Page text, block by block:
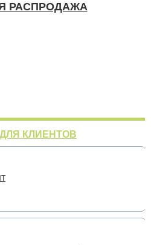
РАСПРОДАЖА
КЛИЕНТОВ